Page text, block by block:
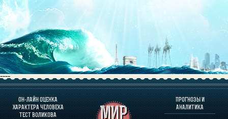
----
ОН-ЛАЙН ОЦЕНКА
ХАРАКТЕРА ЧЕЛОВЕКА
ТЕСТ ВОЛИКОВА
ПРОГНОЗЫ И
АНАЛИТИКА
О ПРОГРАММЕ
ОЦЕНКА ХАРАКТЕРA ЧЕЛОВЕКА